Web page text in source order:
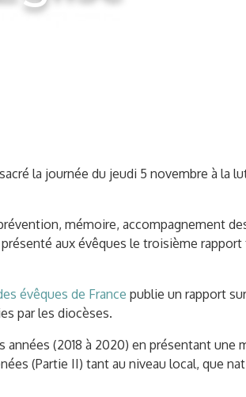
la journée du jeudi 5 novembre à la
mémoire, accompagnement
aux évêques le troisième
évêques de France publie un rapport
par les diocèses.
(2018 à 2020) en présentant une
(Partie II) tant au niveau local, que